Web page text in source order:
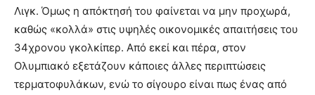
Λιγκ. Όμως η απόκτησή του φαίνεται να μην προχωρά,
καθώς «κολλά» στις υψηλές οικονομικές απαιτήσεις του
34χρονου γκολκίπερ. Από εκεί και πέρα, στον
Ολυμπιακό εξετάζουν κάποιες άλλες περιπτώσεις
τερματοφυλάκων, ενώ το σίγουρο είναι πως ένας από